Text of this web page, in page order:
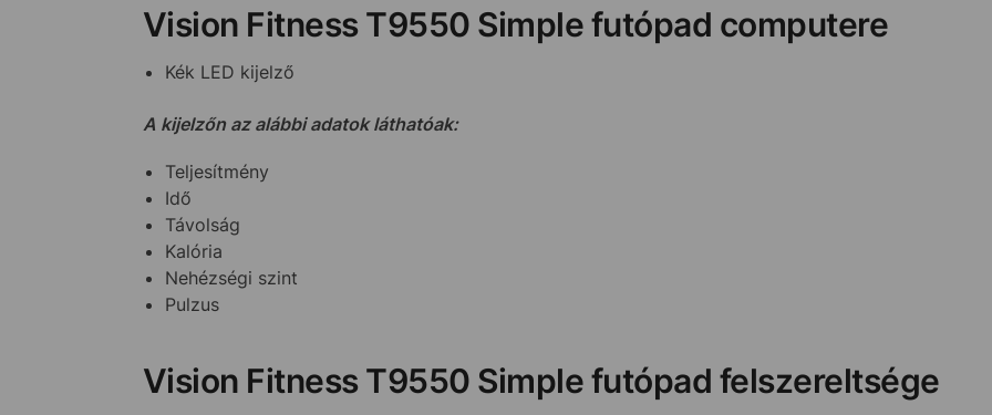
Vision Fitness T9550 Simple futópad computere
Kék LED kijelző
A kijelzőn az alábbi adatok láthatóak:
Teljesítmény
Idő
Távolság
Kalória
Nehézségi szint
Pulzus
Vision Fitness T9550 Simple futópad felszereltsége